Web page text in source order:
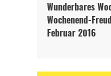
Wunderbares
Wochenend-
Februar 2016